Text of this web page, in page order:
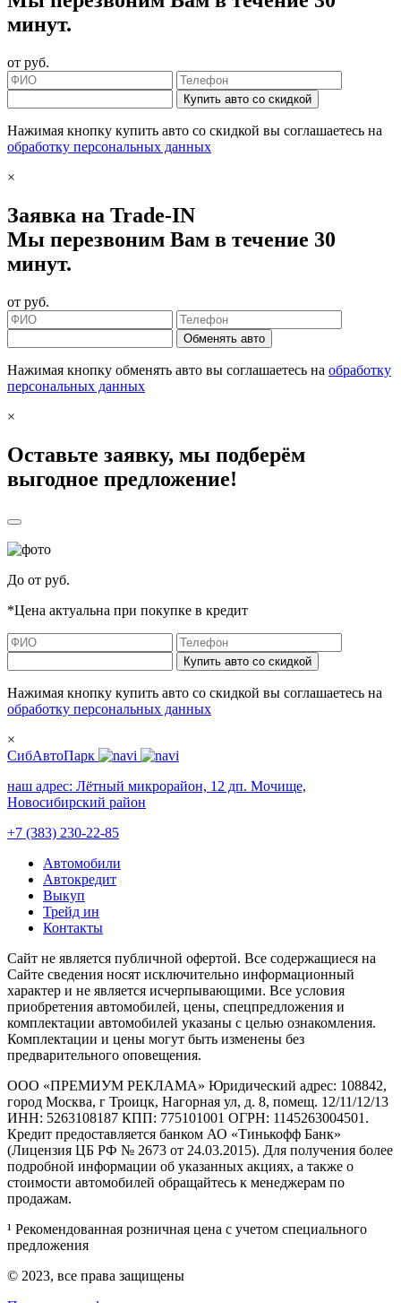
минут.
от руб.
Купить авто со скидкой
Нажимая кнопку купить авто со скидкой вы соглашаетесь на
обработку персональных данных
×
Заявка на Trade-IN
Мы перезвоним Вам в течение 30
минут.
от руб.
Обменять авто
Нажимая кнопку обменять авто вы соглашаетесь на обработку
персональных данных
×
Оставьте заявку, мы подберём
выгодное предложение!
До от руб.
*Цена актуальна при покупке в кредит
Купить авто со скидкой
Нажимая кнопку купить авто со скидкой вы соглашаетесь на
обработку персональных данных
×
СибАвтоПарк
наш адрес: Лётный микрорайон, 12 дп. Мочище,
Новосибирский район
+7 (383) 230-22-85
Автомобили
Автокредит
Выкуп
Трейд ин
Контакты
Cайт не является публичной офертой. Все содержащиеся на
Сайте сведения носят исключительно информационный
характер и не является исчерпывающими. Все условия
приобретения автомобилей, цены, спецпредложения и
комплектации автомобилей указаны с целью ознакомления.
Комплектации и цены могут быть изменены без
предварительного оповещения.
ООО «ПРЕМИУМ РЕКЛАМА» Юридический адрес: 108842,
город Москва, г Троицк, Нагорная ул, д. 8, помещ. 12/11/12/13
ИНН: 5263108187 КПП: 775101001 ОГРН: 1145263004501.
Кредит предоставляется банком АО «Тинькофф Банк»
(Лицензия ЦБ РФ № 2673 от 24.03.2015). Для получения более
подробной информации об указанных акциях, а также о
стоимости автомобилей обращайтесь к менеджерам по
продажам.
¹ Рекомендованная розничная цена с учетом специального
предложения
© 2023, все права защищены